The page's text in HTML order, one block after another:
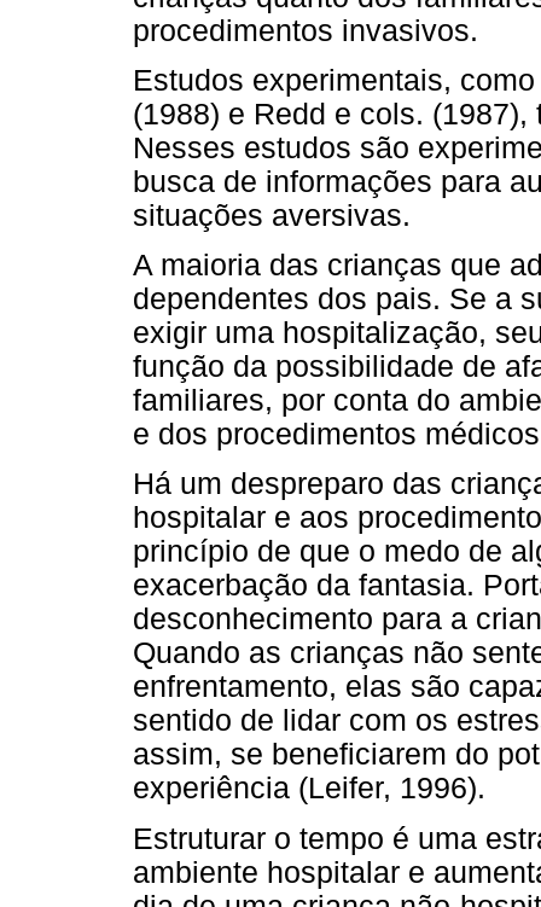
procedimentos invasivos.
Estudos experimentais,
(1988) e Redd e cols.
Nesses estudos são
busca de informações para
situações aversivas.
A maioria das crianças que
dependentes dos pais. Se a
exigir uma hospitalização,
função da possibilidade de
familiares, por conta do
e dos procedimentos
Há um despreparo das
hospitalar e aos
princípio de que o medo de
exacerbação da fantasia.
desconhecimento para a
Quando as crianças não
enfrentamento, elas são
sentido de lidar com os
assim, se beneficiarem do
experiência (Leifer, 1996).
Estruturar o tempo é uma
ambiente hospitalar e